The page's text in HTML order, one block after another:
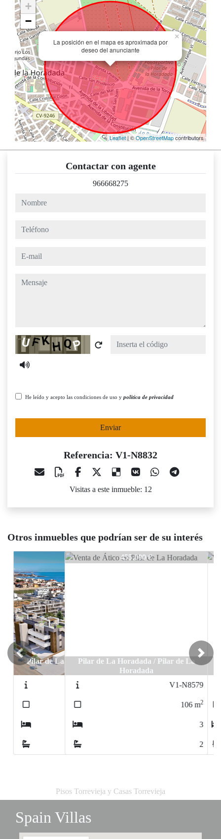
La posición en el mapa es aproximada por
deseo del anunciante
×
+
−
Leaflet| ©OpenStreetMapcontributors
Contactar con agente
966668275
nombre
teléfono
e-mail
mensaje
Captcha
He leído y acepto las condiciones de uso y política de privacidad
Enviar
Referencia: V1-N8832
Visitas a este inmueble: 12
Otros inmuebles que podrían ser de su interés
V1-N8832
455.000 €
Pilar de La Horadada / Pilar de La
Horadada
V1-N8579
Previous Next
Pisos Torrevieja y Casas Torrevieja
Spain Villas